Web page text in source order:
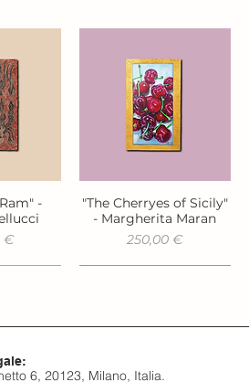
-
€
Vista rapida
"The Cherryes of Sicily"
- Margherita Maran
Prezzo
250,00 €
6, 20123, Milano, Italia.